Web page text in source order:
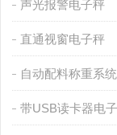
声光报警电子秤
直通视窗电子秤
自动配料称重系统
带USB读卡器电